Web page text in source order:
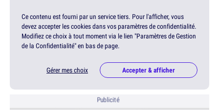
Ce contenu est fourni par un service tiers. Pour l'afficher, vous
devez accepter les cookies dans vos paramètres de confidentialité.
Modifiez ce choix à tout moment via le lien "Paramètres de Gestion
de la Confidentialité" en bas de page.
Gérer mes choix Accepter & afficher
Publicité